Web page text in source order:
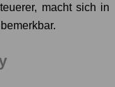
macht sich in